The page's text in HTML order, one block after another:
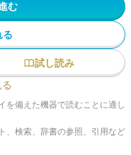
む
る
試し読み
を備えた機器で読むことに適し
、検索、辞書の参照、引用など